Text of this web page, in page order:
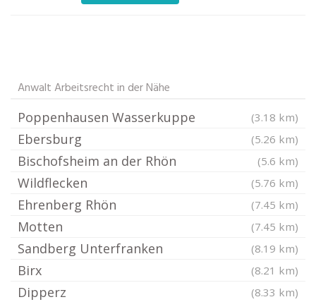
Anwalt Arbeitsrecht in der Nähe
Poppenhausen Wasserkuppe (3.18 km)
Ebersburg (5.26 km)
Bischofsheim an der Rhön (5.6 km)
Wildflecken (5.76 km)
Ehrenberg Rhön (7.45 km)
Motten (7.45 km)
Sandberg Unterfranken (8.19 km)
Birx (8.21 km)
Dipperz (8.33 km)